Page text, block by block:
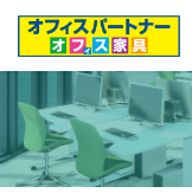
ス
キ
ン
に